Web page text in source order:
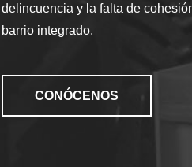
delincuencia y la falta de
barrio integrado.
CONÓCENOS